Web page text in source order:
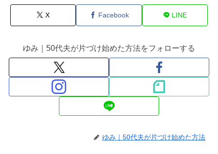
X Facebook LINE
ゆみ｜50代夫が片づけ始めた方法をフォローする
ゆみ｜50代夫が片づけ始めた方法